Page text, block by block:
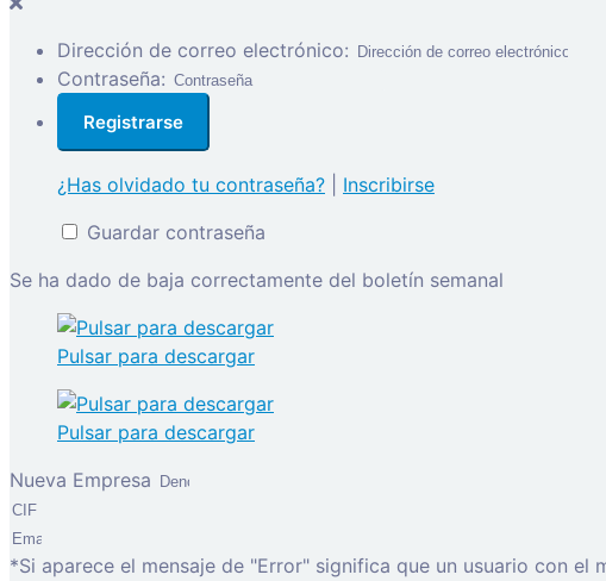
Dirección de correo electrónico:
Contraseña:
¿Has olvidado tu contraseña?
Inscribirse
Guardar contraseña
Se ha dado de baja correctamente del boletín semanal
Pulsar para descargar
Pulsar para descargar
Nueva Empresa
*Si aparece el mensaje de "Error" significa que un usuario con